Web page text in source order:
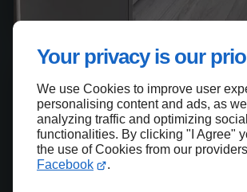
Your privacy is our
We use Cookies to improve user
personalising content and ads, as
analyzing traffic and optimizing
functionalities. By clicking "I Agree"
the use of Cookies from our providers
Facebook
.